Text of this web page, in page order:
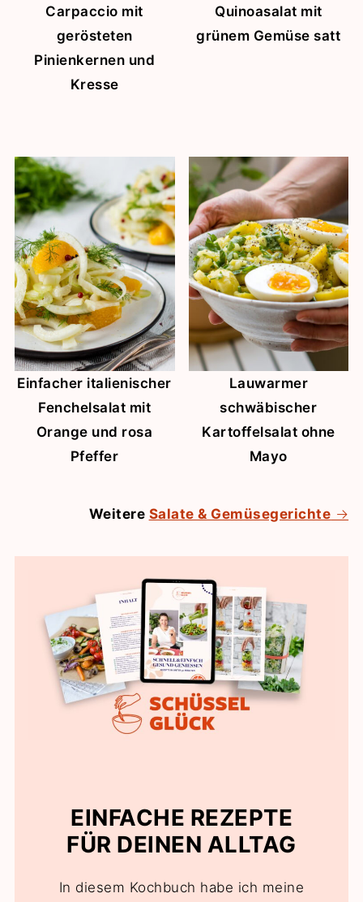
Carpaccio mit
gerösteten
Pinienkernen und
Kresse
Quinoasalat mit
grünem Gemüse satt
Einfacher italienischer
Fenchelsalat mit
Orange und rosa
Pfeffer
Lauwarmer
schwäbischer
Kartoffelsalat ohne
Mayo
Weitere Salate & Gemüsegerichte
EINFACHE REZEPTE
FÜR DEINEN ALLTAG
In diesem Kochbuch habe ich meine